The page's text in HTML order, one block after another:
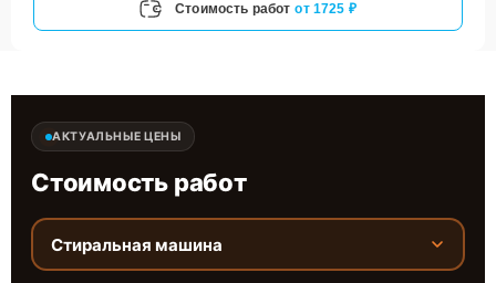
Стоимость работ от 1725 ₽
АКТУАЛЬНЫЕ ЦЕНЫ
Стоимость работ
Стиральная машина